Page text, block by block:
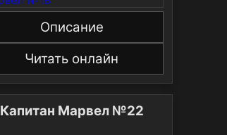
Описание
Читать онлайн
Капитан Марвел №22